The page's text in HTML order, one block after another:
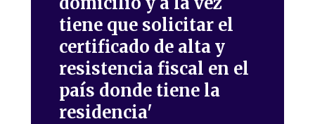
tiene que solicitar el
certificado de alta y
resistencia fiscal en el
país donde tiene la
residencia'